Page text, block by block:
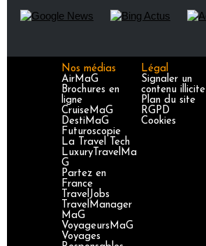
Nos médias
AirMaG
Brochures en
ligne
CruiseMaG
DestiMaG
Futuroscopie
La Travel Tech
LuxuryTravelMa
G
Partez en
France
TravelJobs
TravelManager
MaG
VoyageursMaG
Voyages
Légal
Signaler un
contenu illicite
Plan du site
RGPD
Cookies